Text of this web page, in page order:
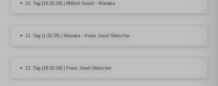
▸ 10. Tag (16.02.26) | Milford Sound - Wanaka
▸ 11. Tag (1.02.26) | Wanaka - Franz Josef Gletscher
▸ 12. Tag (18.02.26) | Franz Josef Gletscher